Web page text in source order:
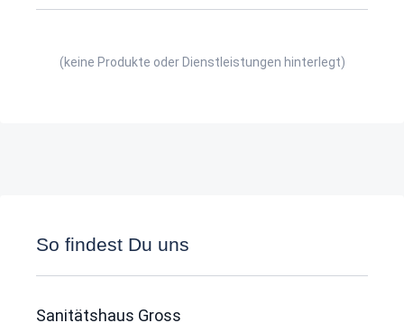
(keine Produkte oder Dienstleistungen hinterlegt)
So findest Du uns
Sanitätshaus Gross